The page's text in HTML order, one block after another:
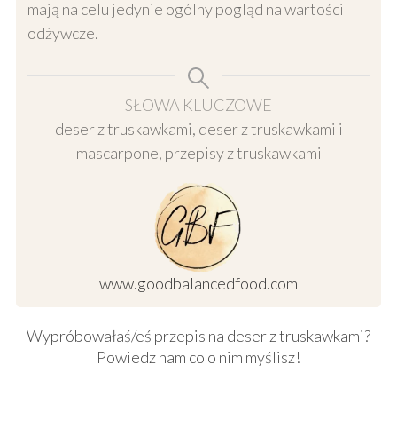
mają na celu jedynie ogólny pogląd na wartości
odżywcze.
SŁOWA KLUCZOWE
deser z truskawkami, deser z truskawkami i
mascarpone, przepisy z truskawkami
www.goodbalancedfood.com
Wypróbowałaś/eś przepis na deser z truskawkami?
Powiedz nam co o nim myślisz!